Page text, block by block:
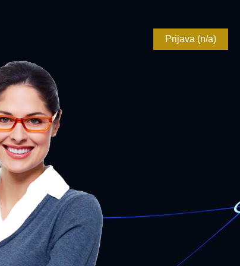
Prijava (n/a)